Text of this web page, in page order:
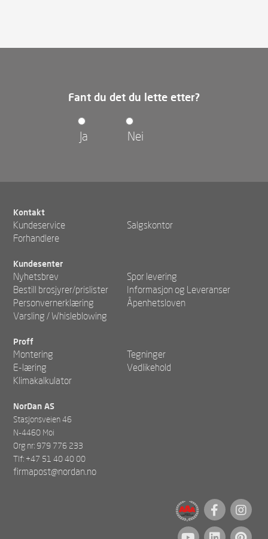
Fant du det du lette etter?
Ja Nei
Kontakt
Kundeservice
Salgskontor
Forhandlere
Kundesenter
Nyhetsbrev
Spor levering
Bestill brosjyrer/prislister
Informasjon og Leveranser
Personvernerklæring
Åpenhetsloven
Varsling / Whisleblowing
Proff
Montering
Tegninger
E-læring
Vedlikehold
Klimakalkulator
NorDan AS
Stasjonsveien 46
N-4460 Moi
Org nr: 979 776 233
Tlf: +47 51 40 40 00
firmapost@nordan.no